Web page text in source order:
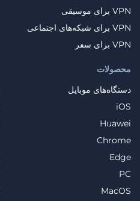
محصولات
دستگاه‌های موبایل
iOS
Huawei
Chrome
Edge
PC
MacOS
VPN برای موسیقی
VPN برای شبکه‌های اجتماعی
VPN برای سفر